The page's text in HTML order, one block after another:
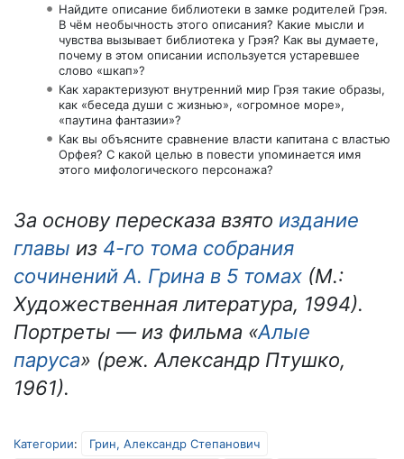
Найдите описание библиотеки в замке родителей Грэя.
В чём необычность этого описания? Какие мысли и
чувства вызывает библиотека у Грэя? Как вы думаете,
почему в этом описании используется устаревшее
слово «шкап»?
Как характеризуют внутренний мир Грэя такие образы,
как «беседа души с жизнью», «огромное море»,
«паутина фантазии»?
Как вы объясните сравнение власти капитана с властью
Орфея? С какой целью в повести упоминается имя
этого мифологического персонажа?
За основу пересказа взято издание
главы из 4-го тома собрания
сочинений А. Грина в 5 томах (М.:
Художественная литература, 1994).
Портреты — из фильма «Алые
паруса» (реж. Александр Птушко,
1961).
Категории: Грин, Александр Степанович